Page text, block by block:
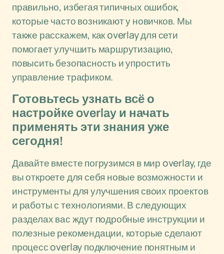
правильно, избегая типичных ошибок,
которые часто возникают у новичков. Мы
также расскажем, как overlay для сети
помогает улучшить маршрутизацию,
повысить безопасность и упростить
управление трафиком.
Готовьтесь узнать всё о
настройке overlay и начать
применять эти знания уже
сегодня!
Давайте вместе погрузимся в мир overlay, где
вы откроете для себя новые возможности и
инструменты для улучшения своих проектов
и работы с технологиями. В следующих
разделах вас ждут подробные инструкции и
полезные рекомендации, которые сделают
процесс overlay подключение понятным и